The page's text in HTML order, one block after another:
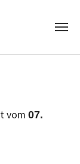
vom 07.